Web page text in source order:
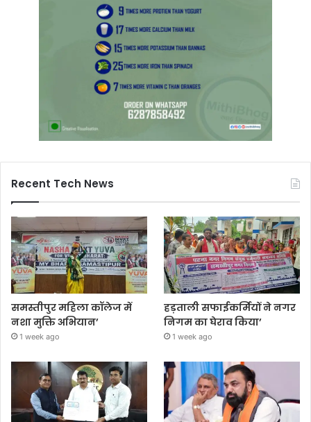
Recent Tech News
समस्तीपुर महिला कॉलेज में
नशा मुक्ति अभियान’
1 week ago
हड़ताली सफाईकर्मियों ने नगर
निगम का घेराव किया’
1 week ago